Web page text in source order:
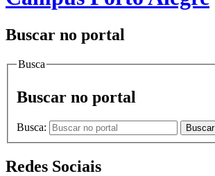
Buscar no portal
Busca
Buscar no portal
Busca: Buscar
Redes Sociais